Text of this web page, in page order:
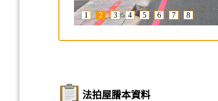
1 2 3 4 5 6 7 8
法拍屋謄本資料